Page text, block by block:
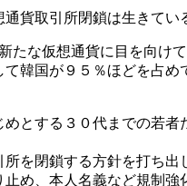
貨取引所閉鎖は生きてい
たな仮想通貨に目を向
韓国が９５％ほどを占め
とする３０代までの若
を閉鎖する方針を打ち
め、本人名義など規制強